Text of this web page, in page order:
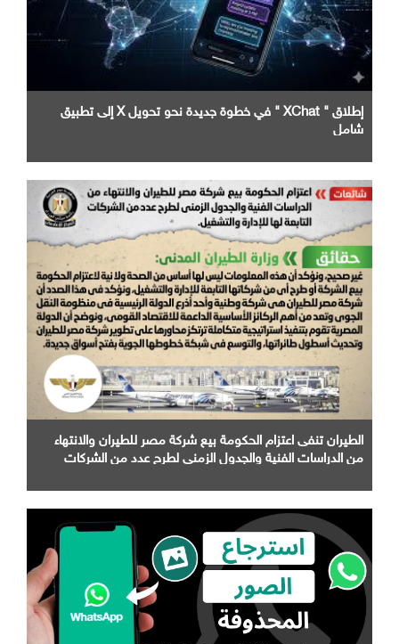
إطلاق " XChat " في خطوة جديدة نحو تحويل X إلى تطبيق
شامل
الطيران تنفى اعتزام الحكومة بيع شركة مصر للطيران والانتهاء
من الدراسات الفنية والجدول الزمني لطرح عدد من الشركات